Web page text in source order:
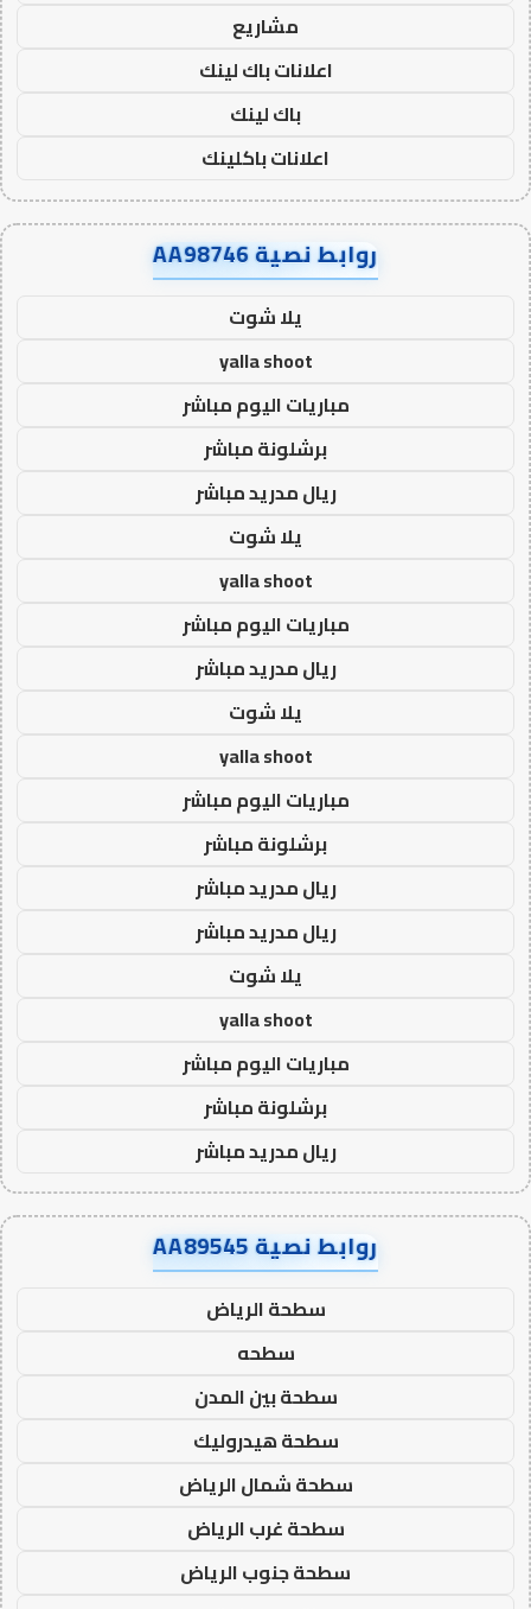
مشاريع
اعلانات باك لينك
باك لينك
اعلانات باكلينك
روابط نصية AA98746
يلا شوت
yalla shoot
مباريات اليوم مباشر
برشلونة مباشر
ريال مدريد مباشر
يلا شوت
yalla shoot
مباريات اليوم مباشر
ريال مدريد مباشر
يلا شوت
yalla shoot
مباريات اليوم مباشر
برشلونة مباشر
ريال مدريد مباشر
ريال مدريد مباشر
يلا شوت
yalla shoot
مباريات اليوم مباشر
برشلونة مباشر
ريال مدريد مباشر
روابط نصية AA89545
سطحة الرياض
سطحه
سطحة بين المدن
سطحة هيدروليك
سطحة شمال الرياض
سطحة غرب الرياض
سطحة جنوب الرياض